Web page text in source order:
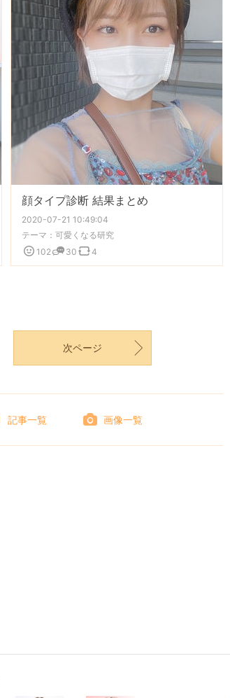
顔タイプ診断 結果まとめ
2020-07-21 10:49:04
テーマ： 可愛くなる研究
102
30 4
次ページ
記事一覧 画像一覧